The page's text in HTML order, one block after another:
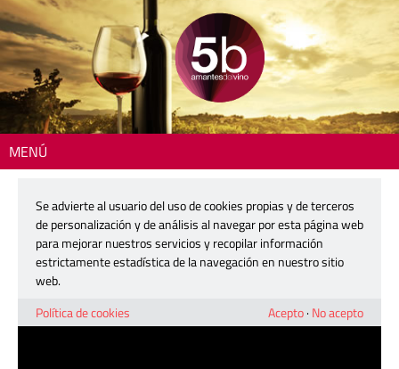
MENÚ
de Chozas Carrascal
Materia, el bobal eterno que nace en
las entrañas de Chozas Carrascal
14 noviembre, 2023
Se advierte al usuario del uso de cookies propias y de terceros
de personalización y de análisis al navegar por esta página web
para mejorar nuestros servicios y recopilar información
estrictamente estadística de la navegación en nuestro sitio
web.
Política de cookies
Acepto· No acepto